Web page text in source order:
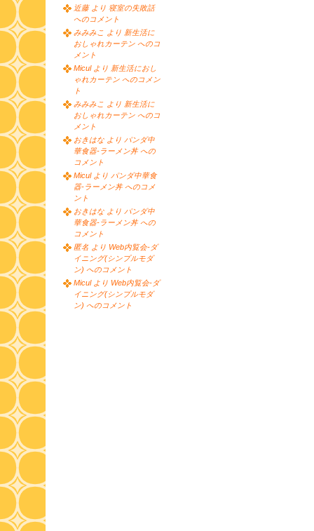
近藤 より 寝室の失敗話
へのコメント
みみみこ より 新生活に
おしゃれカーテン へのコ
メント
Micul より 新生活におし
ゃれカーテン へのコメン
ト
みみみこ より 新生活に
おしゃれカーテン へのコ
メント
おきはな より パンダ中
華食器-ラーメン丼 への
コメント
Micul より パンダ中華食
器-ラーメン丼 へのコメ
ント
おきはな より パンダ中
華食器-ラーメン丼 への
コメント
匿名 より Web内覧会-ダ
イニング(シンプルモダ
ン) へのコメント
Micul より Web内覧会-ダ
イニング(シンプルモダ
ン) へのコメント